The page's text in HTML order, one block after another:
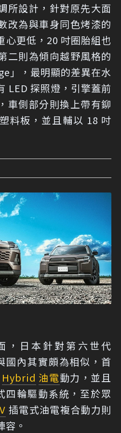
所設計，針對原先大面
改為與車身同色烤漆的
心更低，20 吋圈胎組也
二則為傾向越野風格的
」，最明顯的差異在水
LED 探照燈，引擎蓋前
車側部分則換上帶有鉚
料板，並且輔以 18 吋
，日本針對第六世代
國內其實頗為相似，首
Hybrid 油電動力，並且
四輪驅動系統，至於眾
插電式油電複合動力則
。